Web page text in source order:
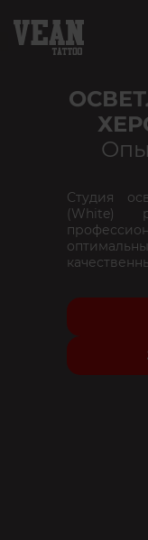
Студия
(White)